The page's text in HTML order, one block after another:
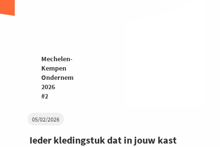
05/02/2026
Ieder kledingstuk dat in jouw kast
Mechelen-
Kempen
Ondernemers
2026
#2